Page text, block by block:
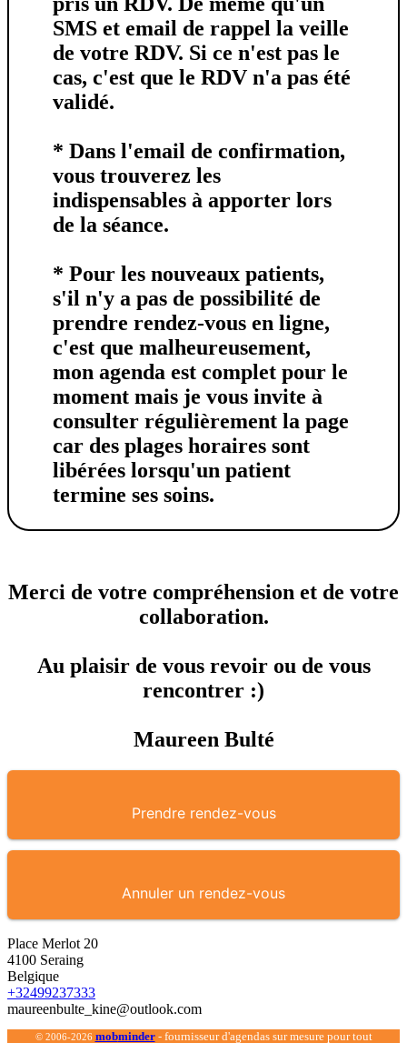
SMS et email de rappel la veille
de votre RDV. Si ce n'est pas le
cas, c'est que le RDV n'a pas été
validé.
* Dans l'email de confirmation,
vous trouverez les
indispensables à apporter lors
de la séance.
* Pour les nouveaux patients,
s'il n'y a pas de possibilité de
prendre rendez-vous en ligne,
c'est que malheureusement,
mon agenda est complet pour le
moment mais je vous invite à
consulter régulièrement la page
car des plages horaires sont
libérées lorsqu'un patient
termine ses soins.
Merci de votre compréhension et de votre
collaboration.
Au plaisir de vous revoir ou de vous
rencontrer :)
Maureen Bulté
Prendre rendez-vous
Annuler un rendez-vous
Place Merlot 20
4100 Seraing
Belgique
+32499237333
maureenbulte_kine@outlook.com
© 2006-2026 mobminder- fournisseur d'agendas sur mesure pour tout